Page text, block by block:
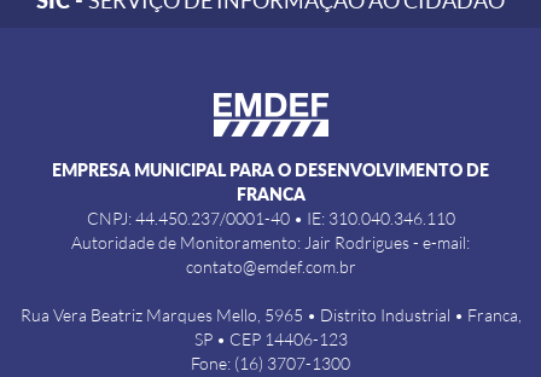
EMPRESA MUNICIPAL PARA O DESENVOLVIMENTO DE
FRANCA
CNPJ: 44.450.237/0001-40 • IE: 310.040.346.110
Autoridade de Monitoramento: Jair Rodrigues - e-mail:
contato@emdef.com.br
Rua Vera Beatriz Marques Mello, 5965 • Distrito Industrial • Franca,
SP • CEP 14406-123
Fone: (16) 3707-1300